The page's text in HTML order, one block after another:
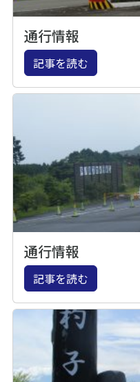
通行情報
記事を読む
通行情報
記事を読む